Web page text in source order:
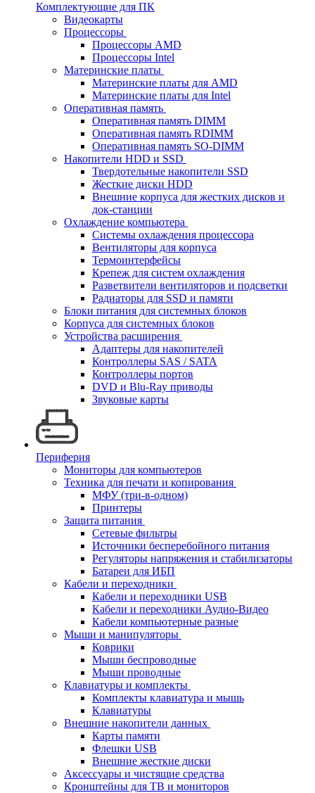
Комплектующие для ПК
Видеокарты
Процессоры
Процессоры AMD
Процессоры Intel
Материнские платы
Материнские платы для AMD
Материнские платы для Intel
Оперативная память
Оперативная память DIMM
Оперативная память RDIMM
Оперативная память SO-DIMM
Накопители HDD и SSD
Твердотельные накопители SSD
Жесткие диски HDD
Внешние корпуса для жестких дисков и
док-станции
Охлаждение компьютера
Системы охлаждения процессора
Вентиляторы для корпуса
Термоинтерфейсы
Крепеж для систем охлаждения
Разветвители вентиляторов и подсветки
Радиаторы для SSD и памяти
Блоки питания для системных блоков
Корпуса для системных блоков
Устройства расширения
Адаптеры для накопителей
Контроллеры SAS / SATA
Контроллеры портов
DVD и Blu-Ray приводы
Звуковые карты
Периферия
Мониторы для компьютеров
Техника для печати и копирования
МФУ (три-в-одном)
Принтеры
Защита питания
Сетевые фильтры
Источники бесперебойного питания
Регуляторы напряжения и стабилизаторы
Батареи для ИБП
Кабели и переходники
Кабели и переходники USB
Кабели и переходники Аудио-Видео
Кабели компьютерные разные
Мыши и манипуляторы
Коврики
Мыши беспроводные
Мыши проводные
Клавиатуры и комплекты
Комплекты клавиатура и мышь
Клавиатуры
Внешние накопители данных
Карты памяти
Флешки USB
Внешние жесткие диски
Аксессуары и чистящие средства
Кронштейны для ТВ и мониторов